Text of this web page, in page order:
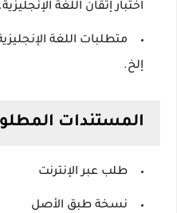
اختبار إتقان اللغة الإنجليزية.
إلخ.
المستندات
طلب عبر الإنترنت
نسخة طبق الأصل